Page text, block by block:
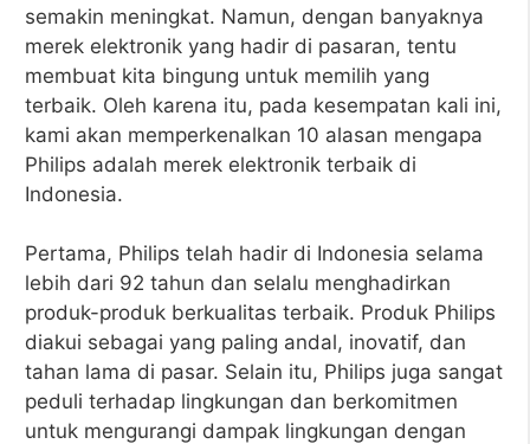
semakin meningkat. Namun, dengan banyaknya
merek elektronik yang hadir di pasaran, tentu
membuat kita bingung untuk memilih yang
terbaik. Oleh karena itu, pada kesempatan kali ini,
kami akan memperkenalkan 10 alasan mengapa
Philips adalah merek elektronik terbaik di
Indonesia.
Pertama, Philips telah hadir di Indonesia selama
lebih dari 92 tahun dan selalu menghadirkan
produk-produk berkualitas terbaik. Produk Philips
diakui sebagai yang paling andal, inovatif, dan
tahan lama di pasar. Selain itu, Philips juga sangat
peduli terhadap lingkungan dan berkomitmen
untuk mengurangi dampak lingkungan dengan